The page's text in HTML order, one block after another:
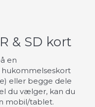
& SD kort
en
eller begge dele
du vælger, kan du
mobil/tablet.